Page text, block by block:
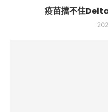
疫苗擋不住